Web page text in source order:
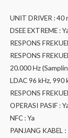
UNIT DRIVER : 40
DSEE EXTREME :
RESPONS
RESPONS
20.000 Hz
LDAC 96 kHz, 990
RESPONS
OPERASI PASIF :
NFC : Ya
PANJANG KABEL